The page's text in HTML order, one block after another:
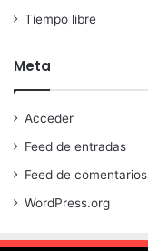
Tiempo libre
Meta
Acceder
Feed de entradas
Feed de comentarios
WordPress.org